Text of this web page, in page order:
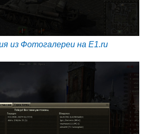
из Фотогалереи на E1.ru